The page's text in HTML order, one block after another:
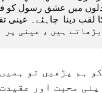
بڑھاتے ہیں ، عینی پر
ہم پڑھیں تو
محبت اور